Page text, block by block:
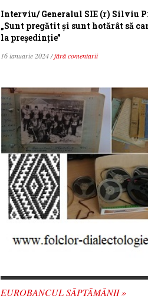
Interviu/ Generalul SIE (r) Silviu
„Sunt pregătit și sunt hotărât să
la președinție”
16 ianuarie 2024 /fără comentarii
EUROBANCUL SĂPTĂMÂNII »